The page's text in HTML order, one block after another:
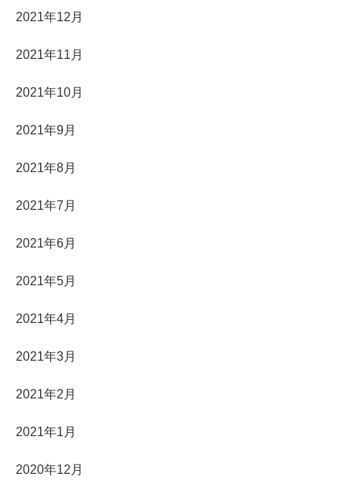
2021年12月
2021年11月
2021年10月
2021年9月
2021年8月
2021年7月
2021年6月
2021年5月
2021年4月
2021年3月
2021年2月
2021年1月
2020年12月